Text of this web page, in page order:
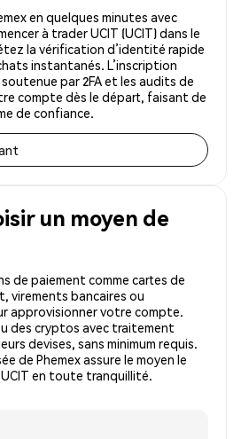
en quelques minutes avec
à trader UCIT (UCIT) dans le
la vérification d’identité rapide
instantanés. L’inscription
par 2FA et les audits de
compte dès le départ, faisant de
de confiance.
un moyen de
de paiement comme cartes de
virements bancaires ou
approvisionner votre compte.
des cryptos avec traitement
devises, sans minimum requis.
de Phemex assure le moyen le
en toute tranquillité.